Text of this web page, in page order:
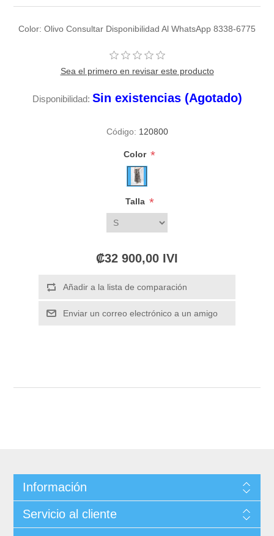
Color: Olivo Consultar Disponibilidad Al WhatsApp 8338-6775
Sea el primero en revisar este producto
Disponibilidad: Sin existencias (Agotado)
Código: 120800
Color *
Talla *
₡32 900,00 IVI
Información
Servicio al cliente